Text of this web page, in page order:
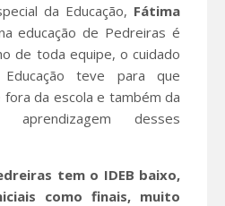
da Educação, Fátima
educação de Pedreiras é
de toda equipe, o cuidado
teve para que
fora da escola e também da
aprendizagem desses
tem o IDEB baixo,
como finais, muito